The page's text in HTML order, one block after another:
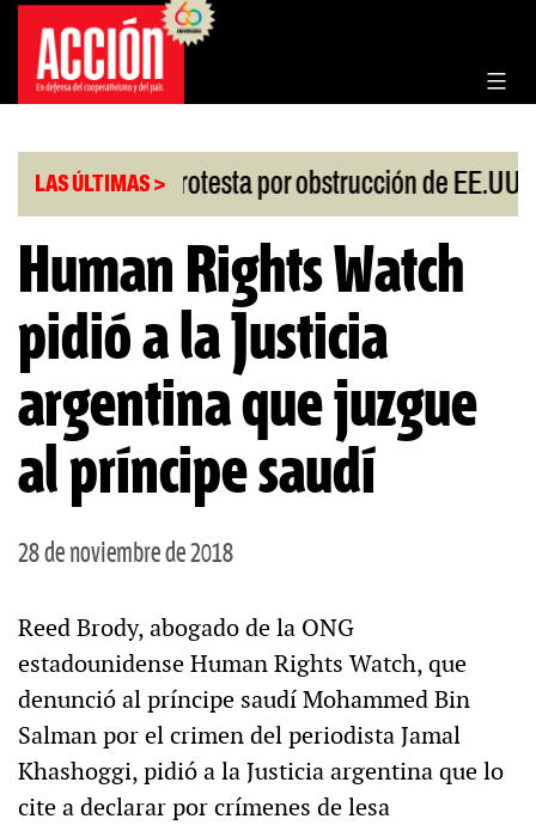
Saltar
contenido
LAS ÚLTIMAS >
| China protesta por obstrucción de EE.UU en
Human Rights Watch
pidió a la Justicia
argentina que juzgue
al príncipe saudí
28 de noviembre de 2018
Reed Brody, abogado de la ONG
estadounidense Human Rights Watch, que
denunció al príncipe saudí Mohammed Bin
Salman por el crimen del periodista Jamal
Khashoggi, pidió a la Justicia argentina que lo
cite a declarar por crímenes de lesa